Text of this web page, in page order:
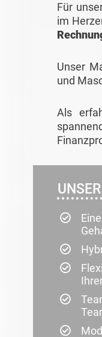
Für
im
Unser
und
Als